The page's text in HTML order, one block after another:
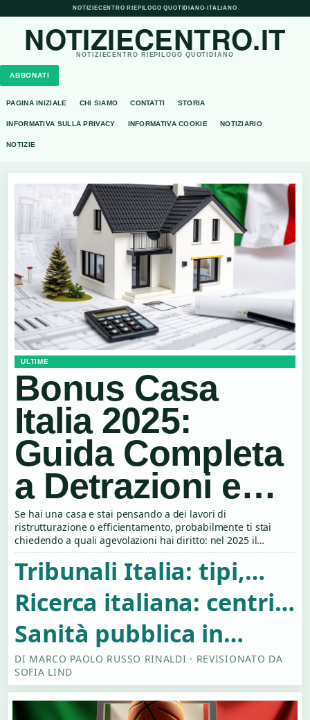
NOTIZIECENTRO RIEPILOGO QUOTIDIANO• ITALIANO
NOTIZIECENTRO.IT
NOTIZIECENTRO RIEPILOGO QUOTIDIANO
ABBONATI
PAGINA INIZIALE CHI SIAMO CONTATTI STORIA
INFORMATIVA SULLA PRIVACY INFORMATIVA COOKIE NOTIZIARIO
NOTIZIE
ULTIME
Bonus Casa
Italia 2025:
Guida Completa
a Detrazioni e
Richieste
Se hai una casa e stai pensando a dei lavori di
ristrutturazione o efficientamento, probabilmente ti stai
chiedendo a quali agevolazioni hai diritto: nel 2025 il
panorama dei bonus edilizi è ancora ricco, con…
Tribunali Italia: tipi,
numero, classifiche e
geografia
Ricerca italiana: centri,
fondi, ricercatori,
invenzioni
Sanità pubblica in
Italia: guida aggiornata
al SSN
DI MARCO PAOLO RUSSO RINALDI · REVISIONATO DA
SOFIA LIND